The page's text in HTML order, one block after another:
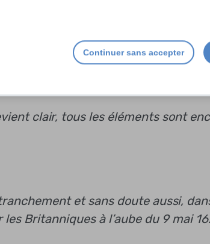
de cent vingt pas pour aboutir à un
de front et construit par les Anglais
l’île de Ré et est large de quarante
Atgier vers 1850, et qui est
clair, tous les éléments sont
et sans doute aussi,
Britanniques à l’aube du 9 mai
Continuer sans accepter